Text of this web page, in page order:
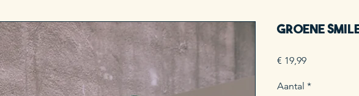
Groene
€ 19,99Prijs
Aantal *